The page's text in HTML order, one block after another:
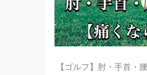
【ゴルフ】肘・手首・